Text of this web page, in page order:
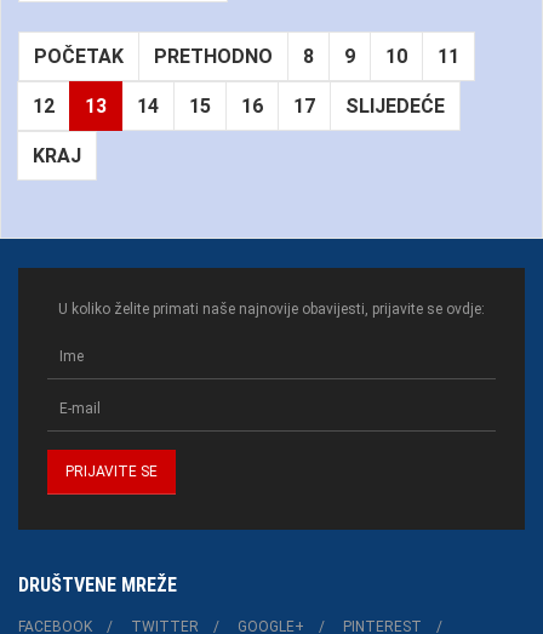
POČETAK PRETHODNO 8 9 10 11
12 13 14 15 16 17 SLIJEDEĆE
KRAJ
U koliko želite primati naše najnovije obavijesti, prijavite se ovdje:
DRUŠTVENE MREŽE
FACEBOOK TWITTER GOOGLE+ PINTEREST